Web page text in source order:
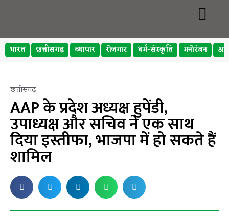
भारत छत्तीसगढ़ व्यापार रोजगार धर्म-संस्कृति मनोरंजन
छत्तीसगढ़
AAP के प्रदेश अध्यक्ष हुपेंडी,
उपाध्यक्ष और सचिव ने एक साथ
दिया इस्तीफा, भाजपा में हो सकते हैं
शामिल